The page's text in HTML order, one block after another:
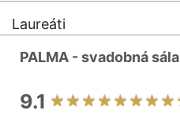
Laureáti
PALMA - svadobná sála
9.1